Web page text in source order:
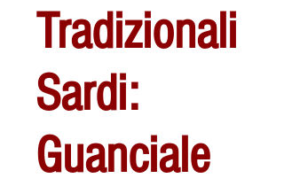
Tradizionali
Sardi:
Guanciale